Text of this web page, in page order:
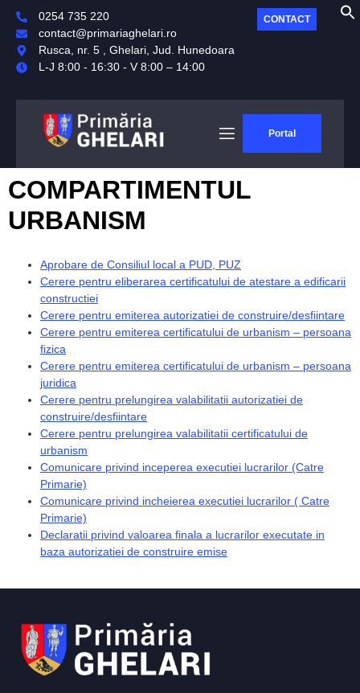
0254 735 220
contact@primariaghelari.ro
Rusca, nr. 5 , Ghelari, Jud. Hunedoara
L-J 8:00 - 16:30 - V 8:00 – 14:00
CONTACT
Portal
COMPARTIMENTUL
URBANISM
Aprobare de Consiliul local a PUD, PUZ
Cerere pentru eliberarea certificatului de atestare a edificarii
constructiei
Cerere pentru emiterea autorizatiei de construire/desfiintare
Cerere pentru emiterea certificatului de urbanism – persoana
fizica
Cerere pentru emiterea certificatului de urbanism – persoana
juridica
Cerere pentru prelungirea valabilitatii autorizatiei de
construire/desfiintare
Cerere pentru prelungirea valabilitatii certificatului de
urbanism
Comunicare privind inceperea executiei lucrarilor (Catre
Primarie)
Comunicare privind incheierea executiei lucrarilor ( Catre
Primarie)
Declaratii privind valoarea finala a lucrarilor executate in
baza autorizatiei de construire emise